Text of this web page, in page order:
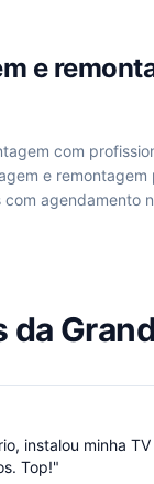
e
com
e remontagem
agendamento
da
instalou minha
Top!"